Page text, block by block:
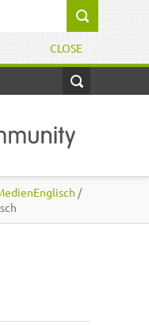
CLOSE
/